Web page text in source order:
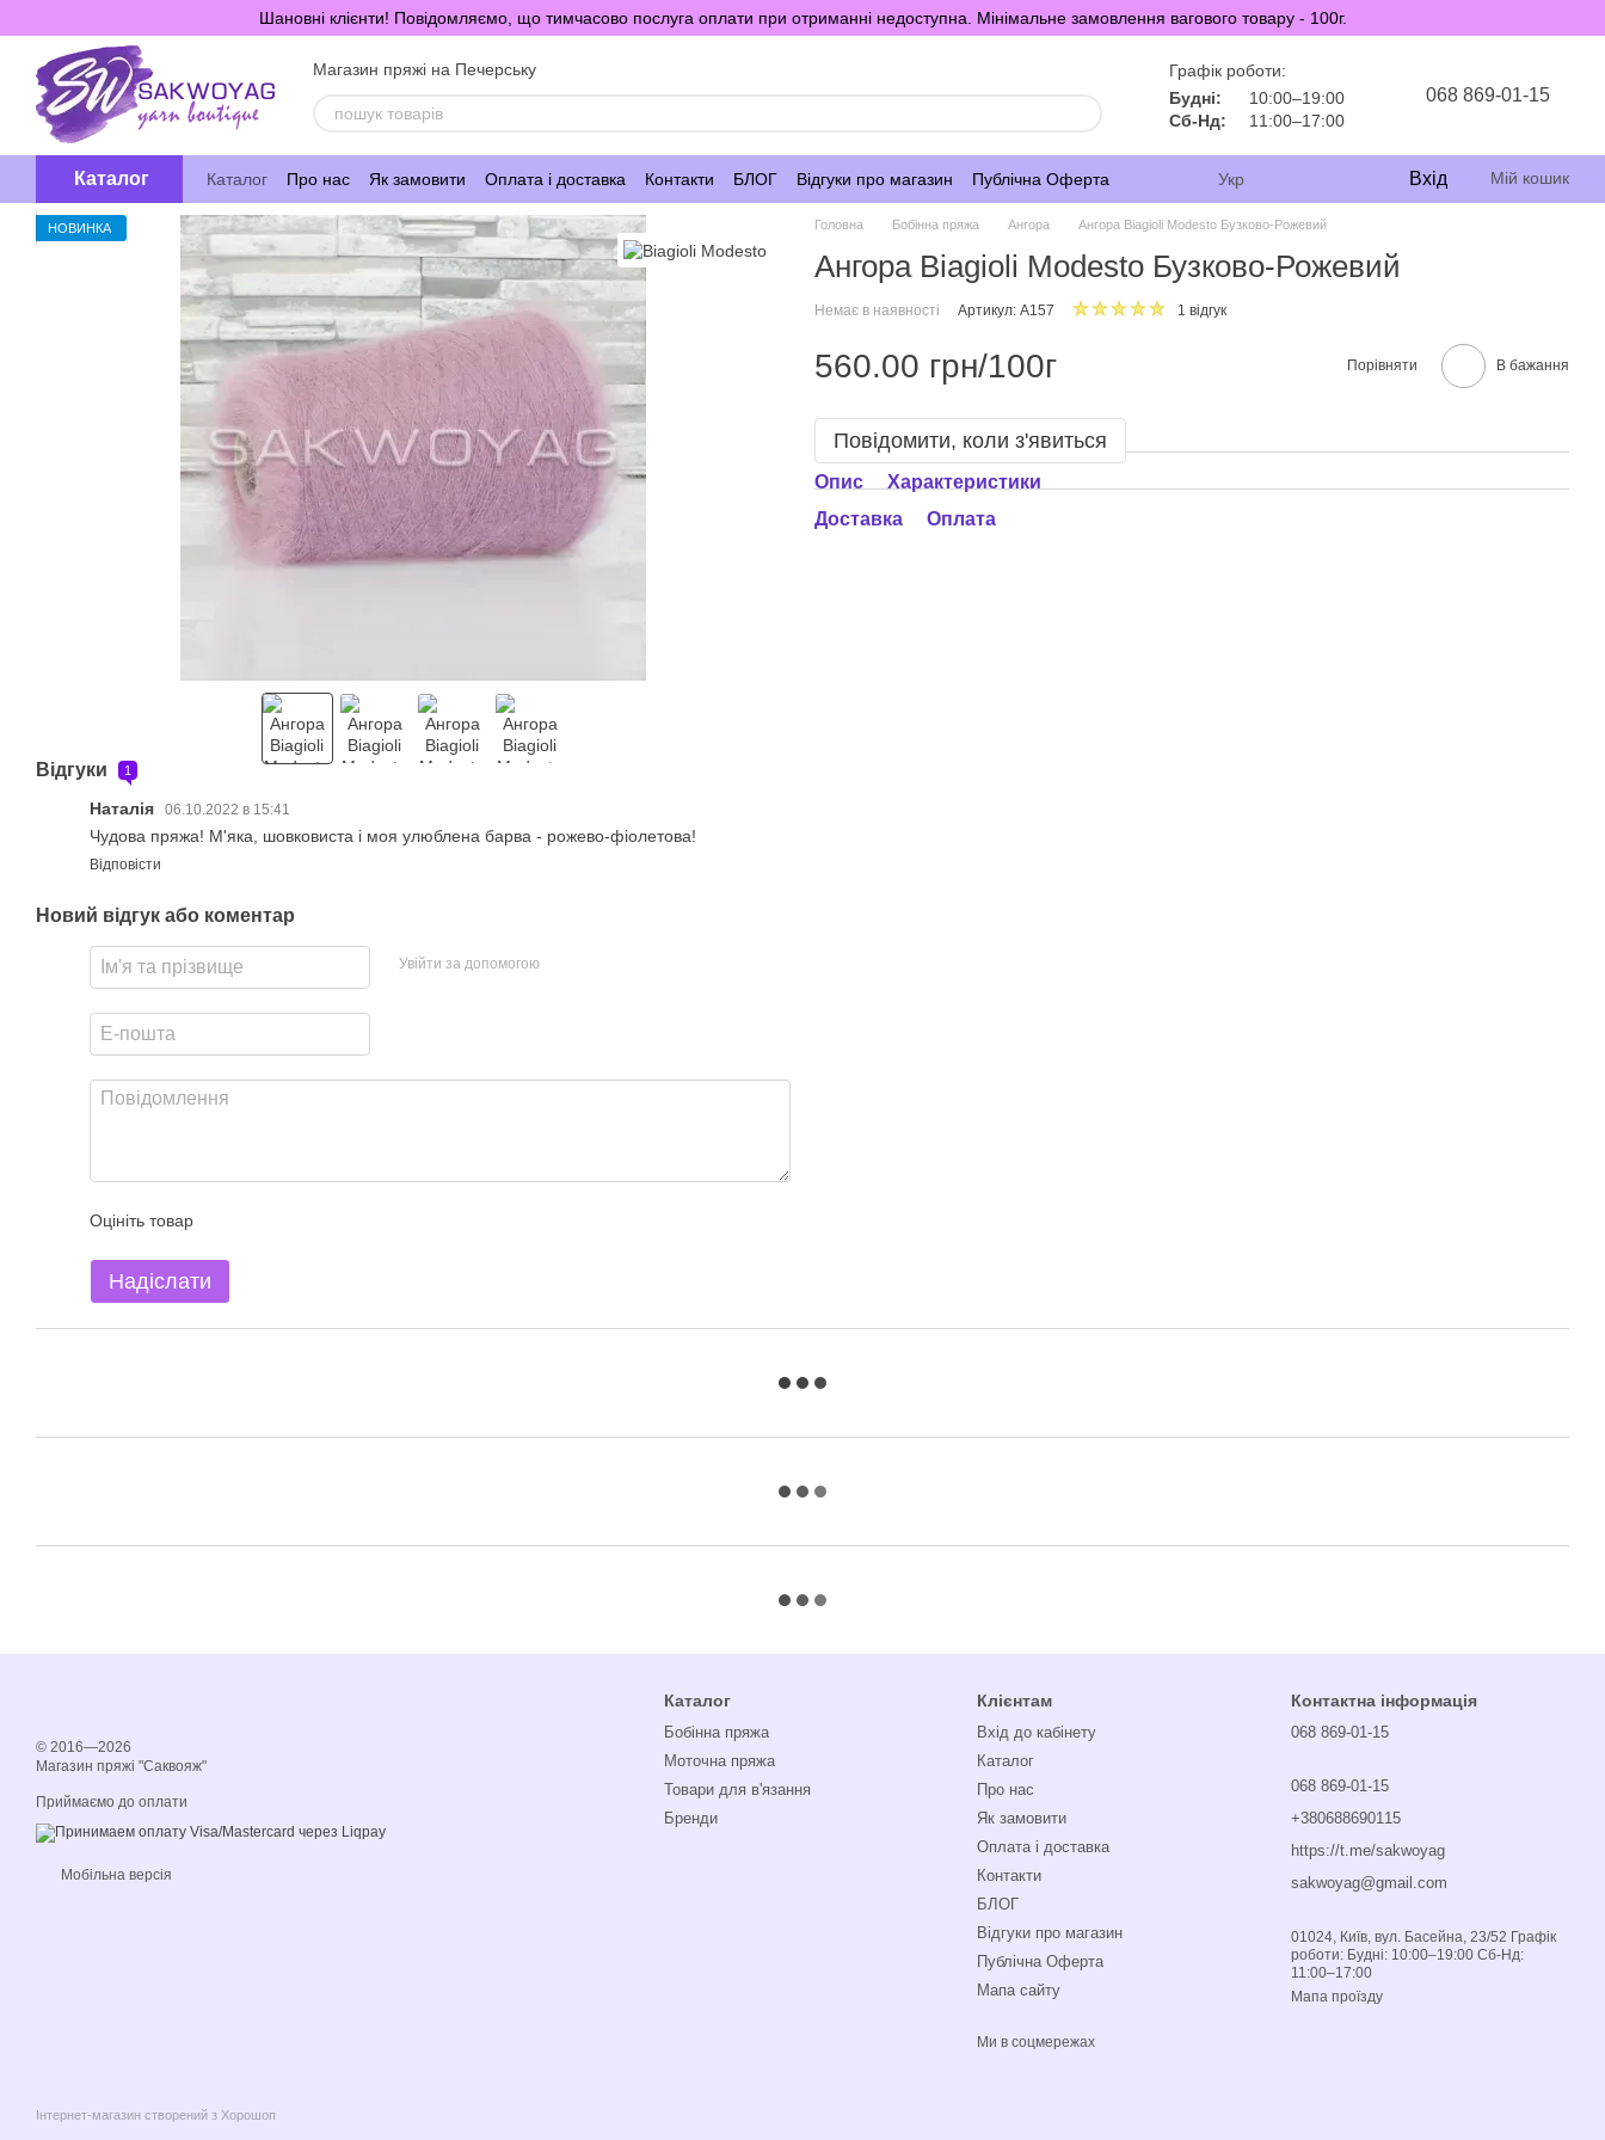
Перейти до основного контентуШановні клієнти! Повідомляємо, що тимчасово послуга оплати при отриманні недоступна. Мінімальне замовлення вагового товару - 100г.
Магазин пряжі на Печерську
Графік роботи:
Будні:
10:00–19:00
Сб-Нд:
11:00–17:00
068 869-01-15
Каталог Каталог Про нас Як замовити Оплата і доставка Контакти БЛОГ Відгуки про магазин Публічна Оферта Укр Вхід Мій кошик
НОВИНКА
Відгуки 1
Наталiя 06.10.2022 в 15:41
Чудова пряжа! M'яка, шовковиста i моя улюблена барва - рожево-фіолетова!
Відповісти
Новий відгук або коментар
Увійти за допомогою
Оцініть товар
Надіслати
Головна Бобінна пряжа Ангора Ангора Biagioli Modesto Бузково-Рожевий
Ангора Biagioli Modesto Бузково-Рожевий
Немає в наявності Артикул: A157 1 відгук
560.00 грн/100г Порівняти В бажання
Повідомити, коли з'явиться
Опис
Характеристики
Доставка
Оплата
© 2016—2026
Магазин пряжі "Саквояж"
Приймаємо до оплати
Мобільна версія
Інтернет-магазин створений з Хорошоп
Каталог
Бобінна пряжа
Моточна пряжа
Товари для в'язання
Бренди
Клієнтам
Вхід до кабінету
Каталог
Про нас
Як замовити
Оплата і доставка
Контакти
БЛОГ
Відгуки про магазин
Публічна Оферта
Мапа сайту
Ми в соцмережах
Контактна інформація
068 869-01-15
068 869-01-15
+380688690115
https://t.me/sakwoyag
sakwoyag@gmail.com
01024, Київ, вул. Басейна, 23/52 Графік
роботи: Будні: 10:00–19:00 Сб-Нд:
11:00–17:00
Мапа проїзду